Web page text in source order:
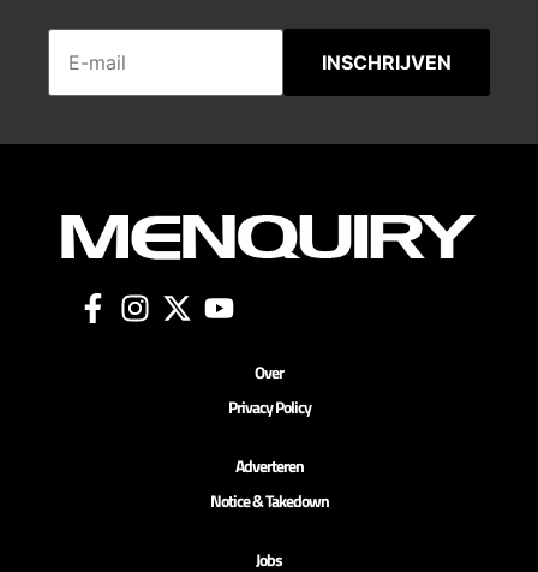
INSCHRIJVEN
Over
Privacy Policy
Adverteren
Notice & Takedown
Jobs